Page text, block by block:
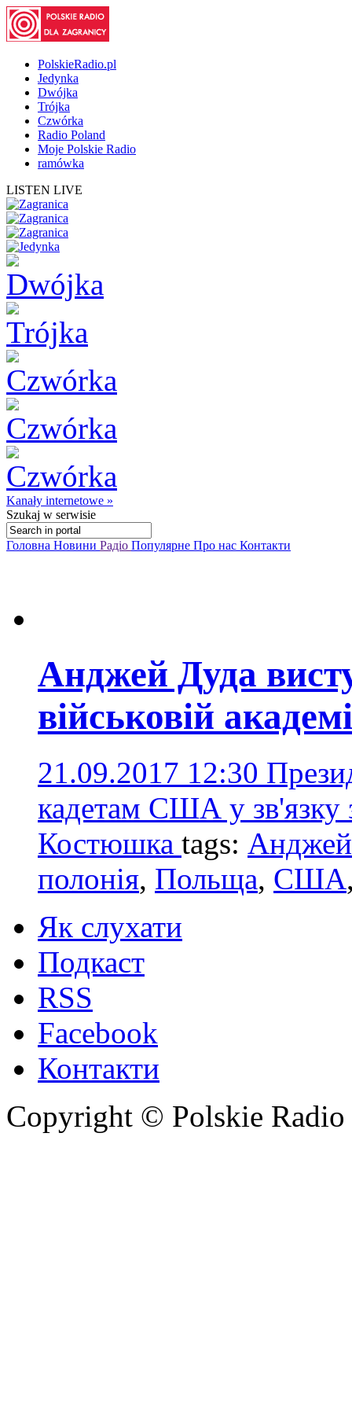
PolskieRadio.pl
Jedynka
Dwójka
Trójka
Czwórka
Radio Poland
Moje Polskie Radio
ramówka
LISTEN LIVE
Kanały internetowe »
Szukaj w serwisie
Головна Новини Радіо Популярне Про нас Контакти
Анджей Дуда
військовій
21.09.2017 12:30
кадетам США у зв'язку
Костюшка tags:
полонія, Польща, США
Як слухати
Подкаст
RSS
Facebook
Контакти
Copyright © Polskie